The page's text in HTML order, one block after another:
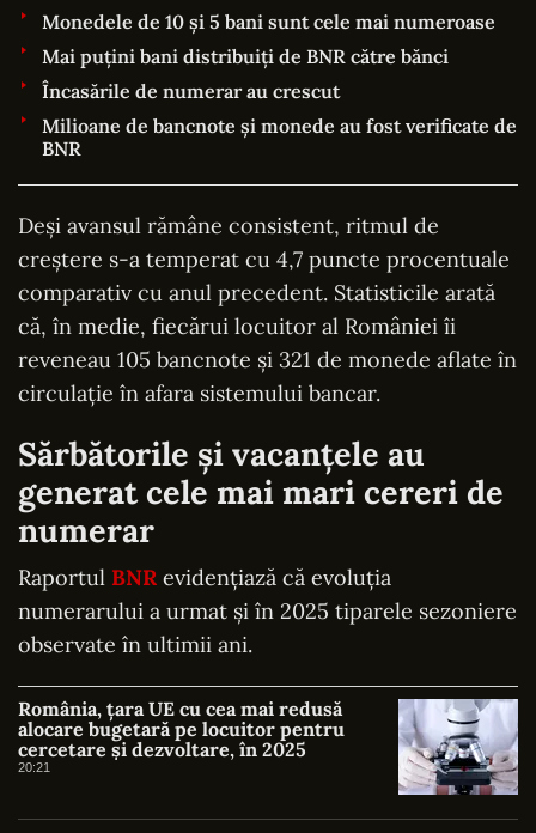
Monedele de 10 și 5 bani sunt cele mai numeroase
Mai puțini bani distribuiți de BNR către bănci
Încasările de numerar au crescut
Milioane de bancnote și monede au fost verificate de
BNR
Deși avansul rămâne consistent, ritmul de
creștere s-a temperat cu 4,7 puncte procentuale
comparativ cu anul precedent. Statisticile arată
că, în medie, fiecărui locuitor al României îi
reveneau 105 bancnote și 321 de monede aflate în
circulație în afara sistemului bancar.
Sărbătorile și vacanțele au
generat cele mai mari cereri de
numerar
Raportul BNR evidențiază că evoluția
numerarului a urmat și în 2025 tiparele sezoniere
observate în ultimii ani.
România, țara UE cu cea mai redusă
alocare bugetară pe locuitor pentru
cercetare și dezvoltare, în 2025
20:21